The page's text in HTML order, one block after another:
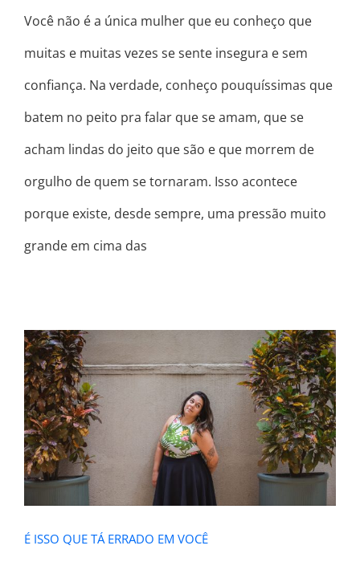
Você não é a única mulher que eu conheço que
muitas e muitas vezes se sente insegura e sem
confiança. Na verdade, conheço pouquíssimas que
batem no peito pra falar que se amam, que se
acham lindas do jeito que são e que morrem de
orgulho de quem se tornaram. Isso acontece
porque existe, desde sempre, uma pressão muito
grande em cima das
É ISSO QUE TÁ ERRADO EM VOCÊ
É ISSO QUE TÁ ERRADO EM VOCÊ